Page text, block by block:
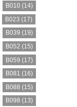
B010 (14)
B023 (17)
B039 (19)
B052 (15)
B059 (17)
B081 (16)
B088 (15)
B098 (13)